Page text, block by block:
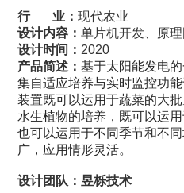
行 业：现代农业
设计内容：单片机开发、原
设计时间： 2020
产品简述：基于太阳能发电
集自适应培养与实时监控功
装置既可以运用于蔬菜的大
水生植物的培养，既可以运
也可以运用于不同季节和不
广，应用情形灵活。
设计团队：昱栎技术